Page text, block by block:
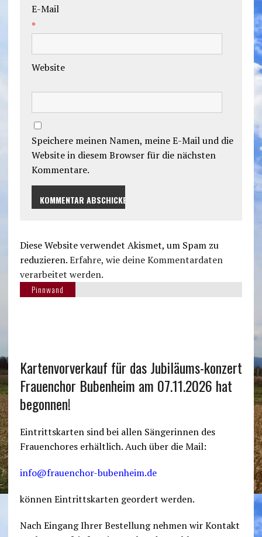
E-Mail
*
Website
Speichere meinen Namen, meine E-Mail und die
Website in diesem Browser für die nächsten
Kommentare.
Diese Website verwendet Akismet, um Spam zu
reduzieren.Erfahre, wie deine Kommentardaten
verarbeitet werden.
Pinnwand
Kartenvorverkauf für das Jubiläums-konzert
Frauenchor Bubenheim am 07.11.2026 hat
begonnen!
Eintrittskarten sind bei allen Sängerinnen des
Frauenchores erhältlich. Auch über die Mail:
info@frauenchor-bubenheim.de
können Eintrittskarten geordert werden.
Nach Eingang Ihrer Bestellung nehmen wir Kontakt